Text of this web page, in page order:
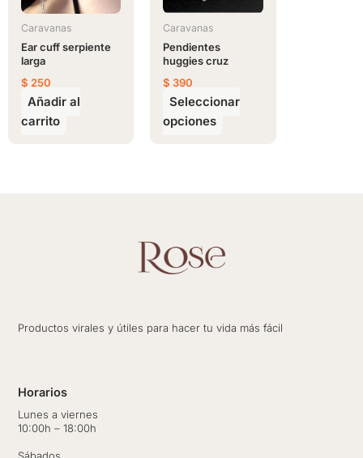
Caravanas
Ear cuff serpiente
larga
$ 250
Añadir al
carrito
Caravanas
Pendientes
huggies cruz
$ 390
Seleccionar
opciones
Las
opciones
se
pueden
elegir
en
la
Productos virales y útiles para hacer tu vida más fácil
Horarios
Lunes a viernes
10:00h – 18:00h
Sábados